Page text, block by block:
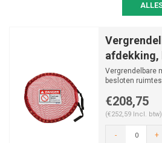
afdekking,
Vergrendelbare
besloten ruimtes
€208,75
(€252,59 Incl. btw)
- +